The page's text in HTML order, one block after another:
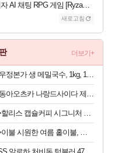
AI 채팅 RPG 게임 [RyzaChat: AI] 공개
새로고침
더보기+
65%할인 우정본가 생 메밀국수, 1kg, 1팩 + 시원한 메밀장, 40g, 6개
33%할인 동아오츠카 나랑드사이다 제로, 오리지널, 345ml, 24개
50%할인>할리스 캡슐커피 시그니처 블렌드, 5g, 10개입, 5개
72%할인>이불 시원한 여름 홑이불, 오션화이트, 100x150cm